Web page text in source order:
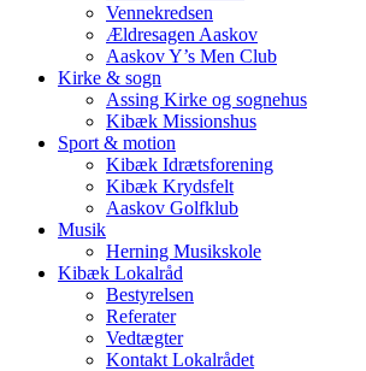
Vennekredsen
Ældresagen Aaskov
Aaskov Y’s Men Club
Kirke & sogn
Assing Kirke og sognehus
Kibæk Missionshus
Sport & motion
Kibæk Idrætsforening
Kibæk Krydsfelt
Aaskov Golfklub
Musik
Herning Musikskole
Kibæk Lokalråd
Bestyrelsen
Referater
Vedtægter
Kontakt Lokalrådet